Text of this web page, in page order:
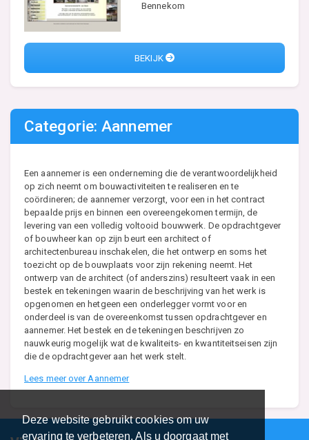
Deze website gebruikt cookies om uw
ervaring te verbeteren. Als u doorgaat met
Bennekom
BEKIJK
Categorie: Aannemer
Een aannemer is een onderneming die de verantwoordelijkheid
op zich neemt om bouwactiviteiten te realiseren en te
coördineren; de aannemer verzorgt, voor een in het contract
bepaalde prijs en binnen een overeengekomen termijn, de
levering van een volledig voltooid bouwwerk. De opdrachtgever
of bouwheer kan op zijn beurt een architect of
architectenbureau inschakelen, die het ontwerp en soms het
toezicht op de bouwplaats voor zijn rekening neemt. Het
ontwerp van de architect (of anderszins) resulteert vaak in een
bestek en tekeningen waarin de beschrijving van het werk is
opgenomen en hetgeen een onderlegger vormt voor en
onderdeel is van de overeenkomst tussen opdrachtgever en
aannemer. Het bestek en de tekeningen beschrijven zo
nauwkeurig mogelijk wat de kwaliteits- en kwantiteitseisen zijn
die de opdrachtgever aan het werk stelt.
Lees meer over Aannemer